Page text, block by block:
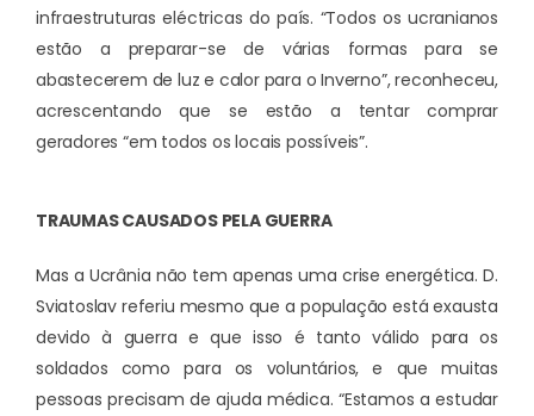
infraestruturas eléctricas do país. “Todos os ucranianos
estão a preparar-se de várias formas para se
abastecerem de luz e calor para o Inverno”, reconheceu,
acrescentando que se estão a tentar comprar
geradores “em todos os locais possíveis”.
TRAUMAS CAUSADOS PELA GUERRA
Mas a Ucrânia não tem apenas uma crise energética. D.
Sviatoslav referiu mesmo que a população está exausta
devido à guerra e que isso é tanto válido para os
soldados como para os voluntários, e que muitas
pessoas precisam de ajuda médica. “Estamos a estudar